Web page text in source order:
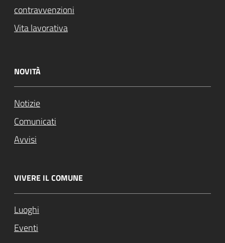
contravvenzioni
Vita lavorativa
NOVITÀ
Notizie
Comunicati
Avvisi
VIVERE IL COMUNE
Luoghi
Eventi